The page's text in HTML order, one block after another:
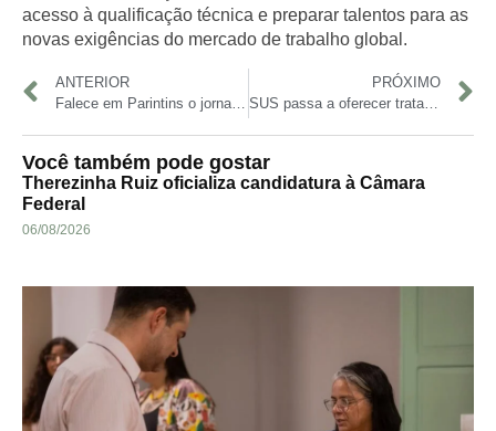
acesso à qualificação técnica e preparar talentos para as
novas exigências do mercado de trabalho global.
ANTERIOR
Falece em Parintins o jornalista e professor Nelson Brilhante, aos 66 anos
PRÓXIMO
SUS passa a oferecer tratamento combinado para leucemia mieloide aguda
Você também pode gostar
Therezinha Ruiz oficializa candidatura à Câmara
Federal
06/08/2026